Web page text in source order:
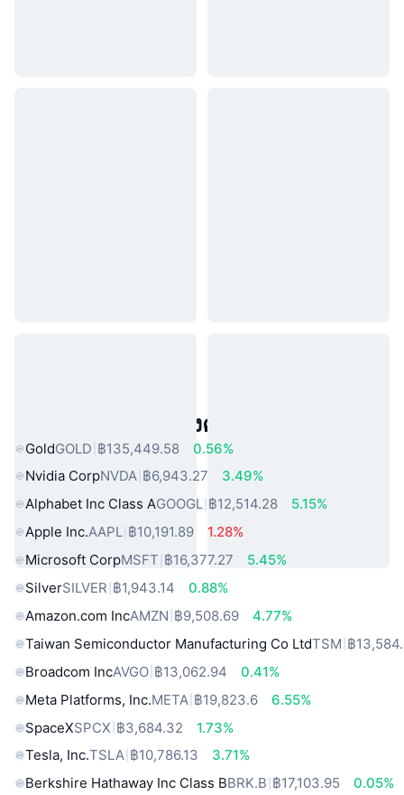
สินทรัพย์ในโลกแห่งความจริงยอดนิยม
GoldGOLD ฿135,449.58
0.56%
Nvidia CorpNVDA ฿6,943.27
3.49%
Alphabet Inc Class AGOOGL ฿12,514.28
5.15%
Apple Inc.AAPL ฿10,191.89
1.28%
Microsoft CorpMSFT ฿16,377.27
5.45%
SilverSILVER ฿1,943.14
0.88%
Amazon.com IncAMZN ฿9,508.69
4.77%
Taiwan Semiconductor Manufacturing Co LtdTSM ฿
Broadcom IncAVGO ฿13,062.94
0.41%
Meta Platforms, Inc.META ฿19,823.6
6.55%
SpaceXSPCX ฿3,684.32
1.73%
Tesla, Inc.TSLA ฿10,786.13
3.71%
Berkshire Hathaway Inc Class BBRK.B ฿17,103.95
0.05%